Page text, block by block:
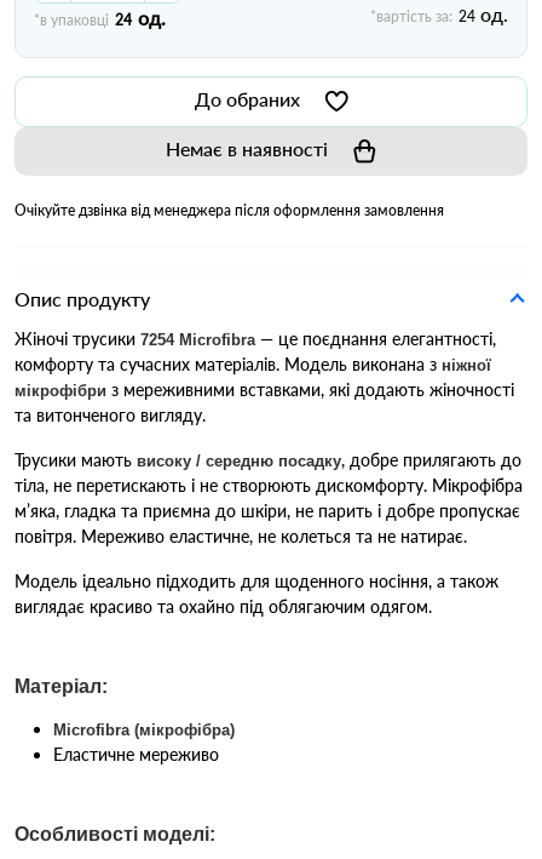
*в упаковці 24 од. *вартість за: 24 од.
До обраних
Немає в наявності
Очікуйте дзвінка від менеджера після оформлення замовлення
Опис продукту
Жіночі трусики 7254 Microfibra — це поєднання елегантності,
комфорту та сучасних матеріалів. Модель виконана з ніжної
мікрофібри з мереживними вставками, які додають жіночності
та витонченого вигляду.
Трусики мають високу / середню посадку, добре прилягають до
тіла, не перетискають і не створюють дискомфорту. Мікрофібра
м’яка, гладка та приємна до шкіри, не парить і добре пропускає
повітря. Мереживо еластичне, не колеться та не натирає.
Модель ідеально підходить для щоденного носіння, а також
виглядає красиво та охайно під облягаючим одягом.
Матеріал:
Microfibra (мікрофібра)
Еластичне мереживо
Особливості моделі: